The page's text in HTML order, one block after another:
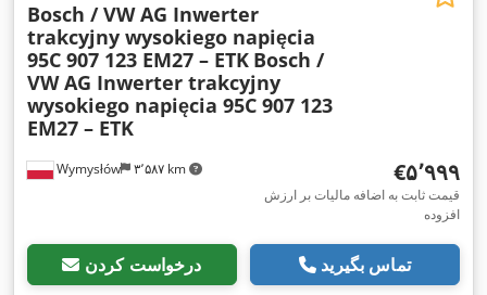
Wymysłów ۳٬۵۸۷ km
Bosch / VW AG Inwerter
trakcyjny wysokiego napięcia
95C 907 123 EM27 – ETK Bosch /
VW AG Inwerter trakcyjny
wysokiego napięcia 95C 907 123
EM27 – ETK
‎€۵٬۹۹۹
قیمت ثابت به اضافه مالیات بر ارزش
افزوده
درخواست کردن تماس بگیرید